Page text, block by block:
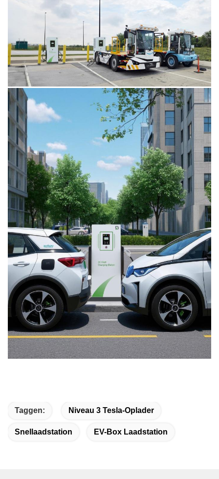
Taggen: Niveau 3 Tesla-Oplader
Snellaadstation EV-Box Laadstation